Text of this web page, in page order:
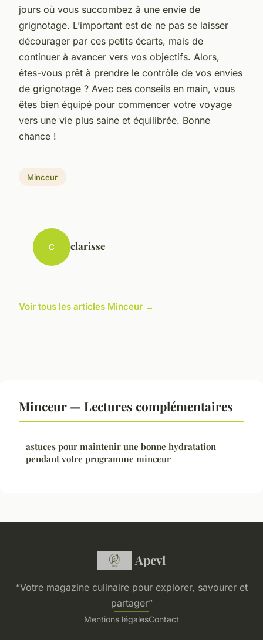
jours où vous succombez à une envie de
grignotage. L’important est de ne pas se laisser
décourager par ces petits écarts, mais de
continuer à avancer vers vos objectifs. Alors,
êtes-vous prêt à prendre le contrôle de vos envies
de grignotage ? Avec ces conseils en main, vous
êtes bien équipé pour commencer votre voyage
vers une vie plus saine et équilibrée. Bonne
chance !
Minceur
C clarisse
Voir tous les articles Minceur →
Minceur — Lectures complémentaires
astuces pour maintenir une bonne hydratation
pendant votre programme minceur
Apcvl
“Votre magazine culinaire pour explorer, savourer et
partager”
Mentions légalesContact